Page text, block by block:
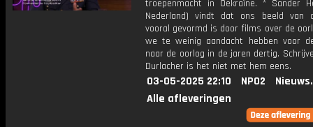
troepenmacht in Oekraïne. * Sander
Nederland) vindt dat ons beeld van
vooral gevormd is door films over de
we te weinig aandacht hebben voor
naar de oorlog in de jaren dertig.
Durlacher is het niet met hem eens.
03-05-2025 22:10 NPO2
Alle afleveringen